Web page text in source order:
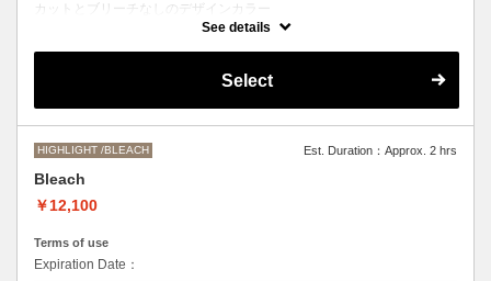
カットとブリーチなしのデザインカラー
デザインによって施術時間、お値段前後する場合がございます。
M ¥＋1100 L¥＋1650 LL¥＋2200
See details
Select
HIGHLIGHT /BLEACH Est. Duration：Approx. 2 hrs
Bleach
￥12,100
Terms of use
Expiration Date：